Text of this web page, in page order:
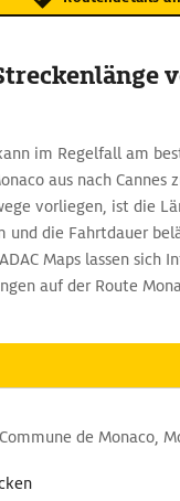
im Regelfall am
aus nach Cannes
vorliegen, ist die
und die Fahrtdauer
Maps lassen sich
auf der Route
de Monaco,